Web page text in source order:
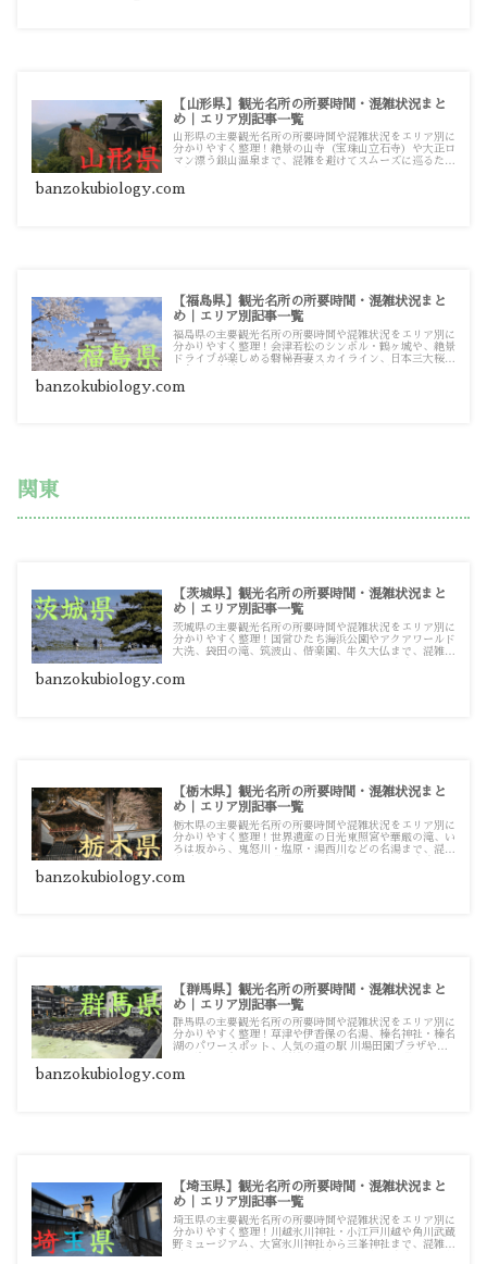
【山形県】観光名所の所要時間・混雑状況まと
め｜エリア別記事一覧
山形県の主要観光名所の所要時間や混雑状況をエリア別に
分かりやすく整理！絶景の山寺（宝珠山立石寺）や大正ロ
マン漂う銀山温泉まで、混雑を避けてスムーズに巡るため
banzokubiology.com
【福島県】観光名所の所要時間・混雑状況まと
め｜エリア別記事一覧
福島県の主要観光名所の所要時間や混雑状況をエリア別に
分かりやすく整理！会津若松のシンボル・鶴ヶ城や、絶景
ドライブが楽しめる磐梯吾妻スカイライン、日本三大桜の
観光・お出かけ攻略ガイド記事一覧です。
banzokubiology.com
関東
【茨城県】観光名所の所要時間・混雑状況まと
め｜エリア別記事一覧
茨城県の主要観光名所の所要時間や混雑状況をエリア別に
分かりやすく整理！国営ひたち海浜公園やアクアワールド
大洗、袋田の滝、筑波山、偕楽園、牛久大仏まで、混雑を
事一覧です。
banzokubiology.com
【栃木県】観光名所の所要時間・混雑状況まと
め｜エリア別記事一覧
栃木県の主要観光名所の所要時間や混雑状況をエリア別に
分かりやすく整理！世界遺産の日光東照宮や華厳の滝、い
ろは坂から、鬼怒川・塩原・湯西川などの名湯まで、混雑
ド記事一覧です。
banzokubiology.com
【群馬県】観光名所の所要時間・混雑状況まと
め｜エリア別記事一覧
群馬県の主要観光名所の所要時間や混雑状況をエリア別に
分かりやすく整理！草津や伊香保の名湯、榛名神社・榛名
湖のパワースポット、人気の道の駅 川場田園プラザや尾
観光・お出かけ攻略ガイド記事一覧です。
banzokubiology.com
【埼玉県】観光名所の所要時間・混雑状況まと
め｜エリア別記事一覧
埼玉県の主要観光名所の所要時間や混雑状況をエリア別に
分かりやすく整理！川越氷川神社・小江戸川越や角川武蔵
野ミュージアム、大宮氷川神社から三峯神社まで、混雑を